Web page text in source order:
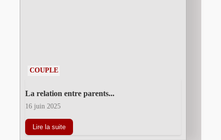
COUPLE
La relation entre parents...
16 juin 2025
Lire la suite